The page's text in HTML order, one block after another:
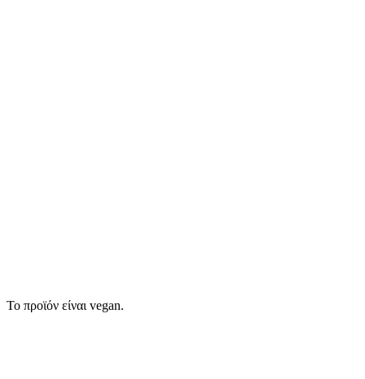
Το προϊόν είναι vegan.